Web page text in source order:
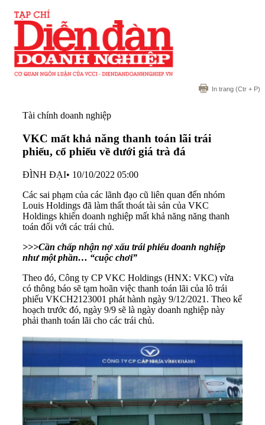
In trang (Ctr + P)
Tài chính doanh nghiệp
VKC mất khả năng thanh toán lãi trái
phiếu, cổ phiếu về dưới giá trà đá
ĐÌNH ĐẠI• 10/10/2022 05:00
Các sai phạm của các lãnh đạo cũ liên quan đến nhóm
Louis Holdings đã làm thất thoát tài sản của VKC
Holdings khiến doanh nghiệp mất khả năng năng thanh
toán đối với các trái chủ.
>>>Cần chấp nhận nợ xấu trái phiếu doanh nghiệp
như một phần… “cuộc chơi”
Theo đó, Công ty CP VKC Holdings (HNX: VKC) vừa
có thông báo sẽ tạm hoãn việc thanh toán lãi của lô trái
phiếu VKCH2123001 phát hành ngày 9/12/2021. Theo kế
hoạch trước đó, ngày 9/9 sẽ là ngày doanh nghiệp này
phải thanh toán lãi cho các trái chủ.